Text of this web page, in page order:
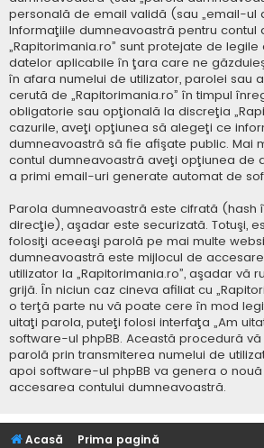
personală de email validă (sau „email-ul
Informaţiile dumneavoastră pentru contul
„Rapitorimania.ro” sunt protejate de
datelor aplicabile în ţara care ne
în afara numelui de utilizator, parolei sau
cerută de „Rapitorimania.ro” în timpul
obligatorie sau opţională la discreţia
cazurile, aveţi opţiunea să alegeţi ce
dumneavoastră să fie afişate public. Mai
contul dumneavoastră aveţi opţiunea de
a primi email-uri generate automat de
Parola dumneavoastră este cifrată (hash
direcţie), aşadar este securizată. Totuşi,
folosiţi aceeaşi parolă pe mai multe
dumneavoastră este mijlocul de
utilizator la „Rapitorimania.ro”, aşadar vă
grijă. În niciun caz cineva afiliat cu
o terţă parte nu vă poate cere în mod
uitaţi parola, puteţi folosi interfaţa „Am
software-ul phpBB. Această procedură
parolă prin transmiterea numelui de
apoi software-ul phpBB va genera o
accesarea contului dumneavoastră.
Acasă Prima pagină